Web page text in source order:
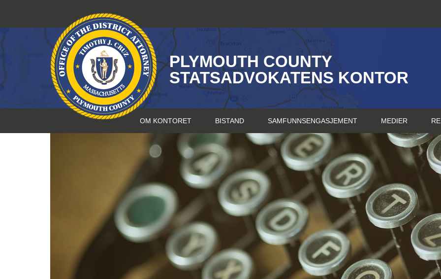
innhold
PLYMOUTH COUNTY
STATSADVOKATENS KONTOR
OM KONTORET BISTAND SAMFUNNSENGASJEMENT MEDIER